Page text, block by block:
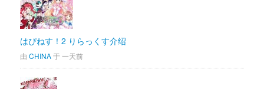
はぴねす！2 りらっくす介绍
由 CHINA于 一天前